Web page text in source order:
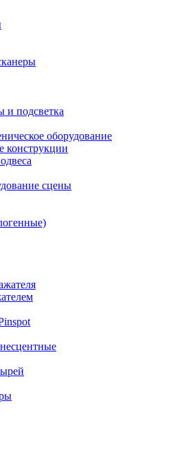
и подсветка
оборудование
сцены